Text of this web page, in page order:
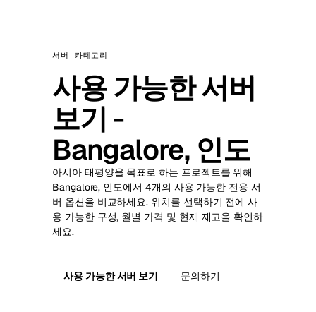
서버 카테고리
사용 가능한 서버
보기 -
Bangalore, 인도
아시아 태평양을 목표로 하는 프로젝트를 위해
Bangalore, 인도에서 4개의 사용 가능한 전용 서
버 옵션을 비교하세요. 위치를 선택하기 전에 사
용 가능한 구성, 월별 가격 및 현재 재고을 확인하
세요.
사용 가능한 서버 보기 문의하기